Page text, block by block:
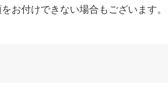
お付けできない場合もございます。